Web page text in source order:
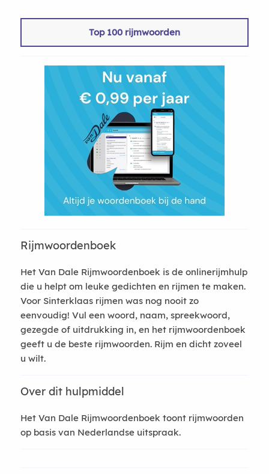
Top 100 rijmwoorden
Rijmwoordenboek
Het Van Dale Rijmwoordenboek is de onlinerijmhulp
die u helpt om leuke gedichten en rijmen te maken.
Voor Sinterklaas rijmen was nog nooit zo
eenvoudig! Vul een woord, naam, spreekwoord,
gezegde of uitdrukking in, en het rijmwoordenboek
geeft u de beste rijmwoorden. Rijm en dicht zoveel
u wilt.
Over dit hulpmiddel
Het Van Dale Rijmwoordenboek toont rijmwoorden
op basis van Nederlandse uitspraak.